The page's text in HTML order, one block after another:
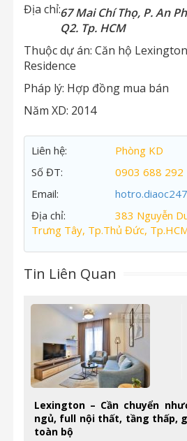
Địa chỉ:67 Mai Chí Thọ, P. An
Q2. Tp. HCM
Thuộc dự án: Căn hộ Lexington
Residence
Pháp lý: Hợp đồng mua bán
Năm XD: 2014
Liên hệ:
Phòng KD
Số ĐT:
0903 688 292
Email:
Địa chỉ:
383 Nguyễn
Trưng Tây, Tp.Thủ Đức,
Tin Liên Quan
Lexington – Cần chuyển
ngủ, full nội thất, tầng thấp,
toàn bộ